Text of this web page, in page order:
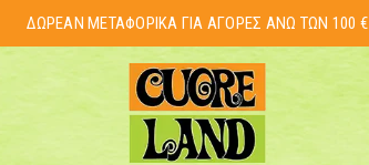
ΔΩΡΕΑΝ ΜΕΤΑΦΟΡΙΚΑ ΓΙΑ ΑΓΟΡΕΣ ΑΝΩ ΤΩΝ 100 €